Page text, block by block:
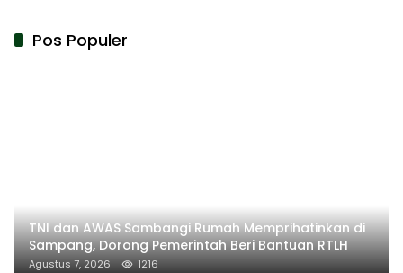
Pos Populer
TNI dan AWAS Sambangi Rumah Memprihatinkan di
Sampang, Dorong Pemerintah Beri Bantuan RTLH
Agustus 7, 2026 1216